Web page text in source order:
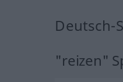
Deutsch-
"reizen"